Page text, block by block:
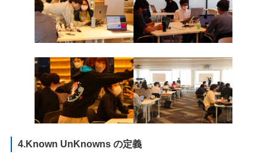
4.Known UnKnowns の定義